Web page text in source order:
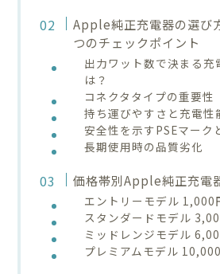
Apple純正充電器の選び
つのチェックポイント
出力ワット数で決まる充
は？
コネクタタイプの重要性
持ち運びやすさと充電性
安全性を示すPSEマーク
長期使用時の品質劣化
価格帯別Apple純正充電
エントリーモデル 1,000
スタンダードモデル
ミッドレンジモデル
プレミアムモデル